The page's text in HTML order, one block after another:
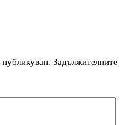
Задължителните